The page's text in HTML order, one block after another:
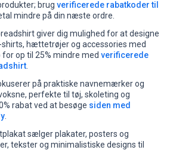
brug verificerede rabatkoder til
mindre på din næste ordre.
giver dig mulighed for at designe
hættetrøjer og accessories med
for op til 25% mindre med verificerede
på praktiske navnemærker og
perfekte til tøj, skoleting og
rabat ved at besøge siden med
sælger plakater, posters og
tekster og minimalistiske designs til